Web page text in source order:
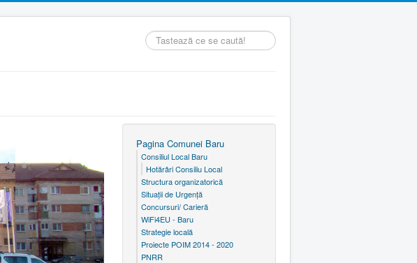
Căutare
...
Pagina Comunei Baru
Consiliul Local Baru
Hotărâri Consiliu Local
Structura organizatorică
Situaţii de Urgenţă
Concursuri/ Carieră
WiFi4EU - Baru
Strategie locală
Proiecte POIM 2014 - 2020
PNRR